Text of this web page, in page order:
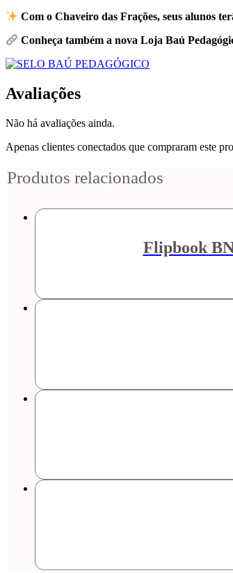
Com o Chaveiro das Frações, seus alunos
Conheça também a nova Loja Baú
Avaliações
Não há avaliações ainda.
Apenas clientes conectados que compraram este
Produtos relacionados
Flipbook